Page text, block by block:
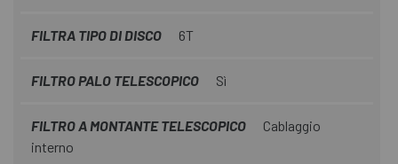
FILTRA TIPO DI DISCO 6T
FILTRO PALO TELESCOPICO Sì
FILTRO A MONTANTE TELESCOPICO
Cablaggio
interno